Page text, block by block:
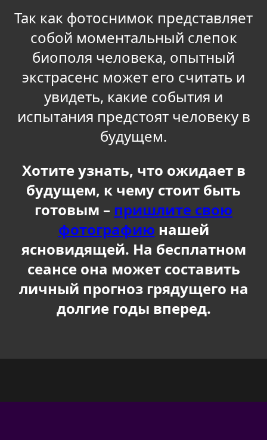
Так как фотоснимок представляет
собой моментальный слепок
биополя человека, опытный
экстрасенс может его считать и
увидеть, какие события и
испытания предстоят человеку в
будущем.
Хотите узнать, что ожидает в
будущем, к чему стоит быть
готовым – пришлите свою
фотографию нашей
ясновидящей. На бесплатном
сеансе она может составить
личный прогноз грядущего на
долгие годы вперед.